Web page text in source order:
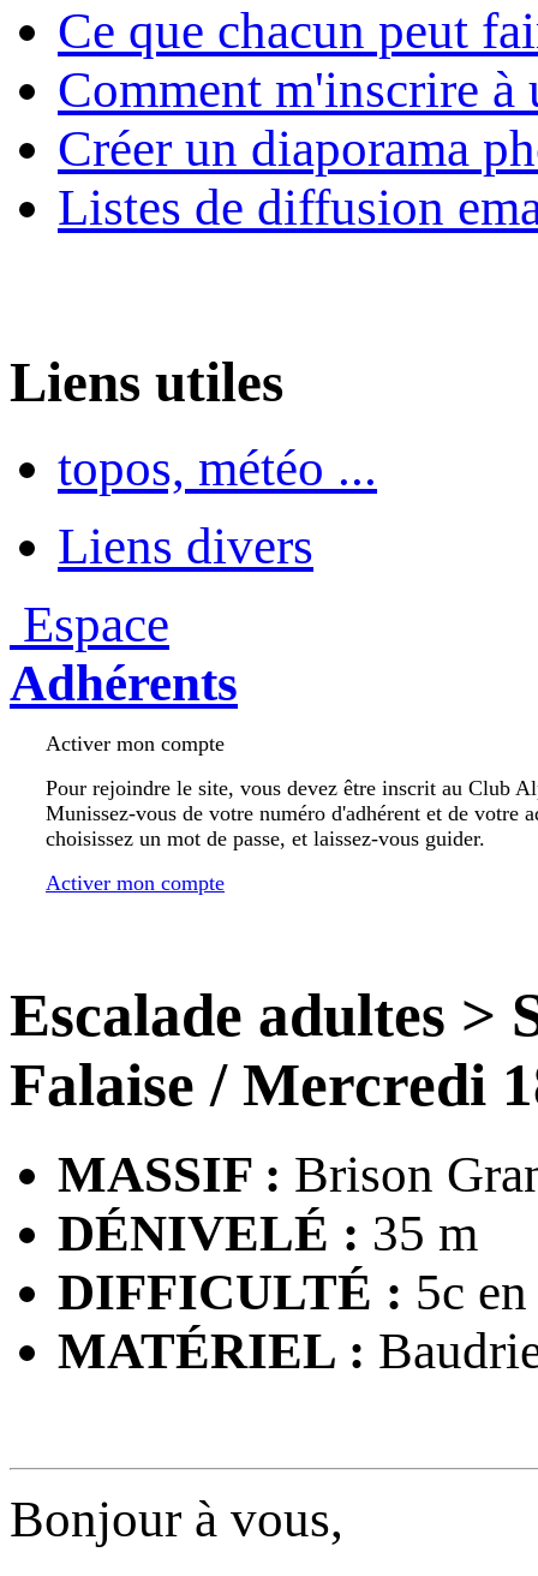
Ce que chacun peut
Comment m'inscrire à
Créer un diaporama
Listes de diffusion
Liens utiles
topos, météo ...
Liens divers
Espace
Adhérents
Activer mon compte
Pour rejoindre le site, vous devez être inscrit au Club
Munissez-vous de votre numéro d'adhérent et de votre
choisissez un mot de passe, et laissez-vous guider.
Activer mon compte
Escalade adultes >
Falaise / Mercredi
MASSIF : Brison
DÉNIVELÉ : 35 m
DIFFICULTÉ : 5c
MATÉRIEL :
Bonjour à vous,